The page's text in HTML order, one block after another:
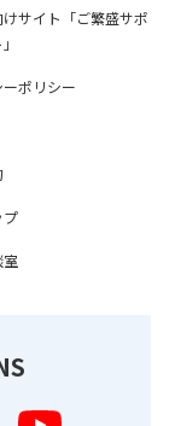
サイト「ご繁盛サポ
ポリシー
プ